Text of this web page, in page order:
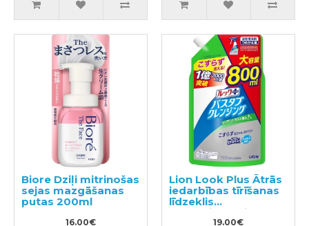
Biore Dziļi mitrinošas
sejas mazgāšanas
putas 200ml
16.00€
Lion Look Plus Ātrās
iedarbības tīrīšanas
līdzeklis
vannasistabai ar
citrusaugļu aromātu,
19.00€